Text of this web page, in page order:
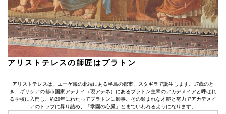
アリストテレスの師匠はプラトン
アリストテレスは、エーゲ海の北端にある半島の都市、スタギラで誕生します。17歳のと
き、ギリシアの都市国家アテナイ（現アテネ）にあるプラトン主宰のアカデメイアと呼ばれ
る学校に入門し、約20年にわたってプラトンに師事。その類まれな才能と努力でアカデメイ
アのトップに昇り詰め、「学園の心臓」とまでいわれるようになります。